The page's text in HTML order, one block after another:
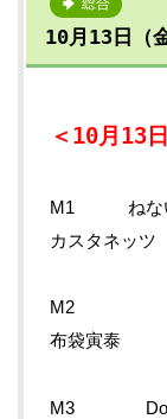
総合
10月13日（
＜10月13
M1 ね
カスタネッツ
M2
布袋寅泰
M3